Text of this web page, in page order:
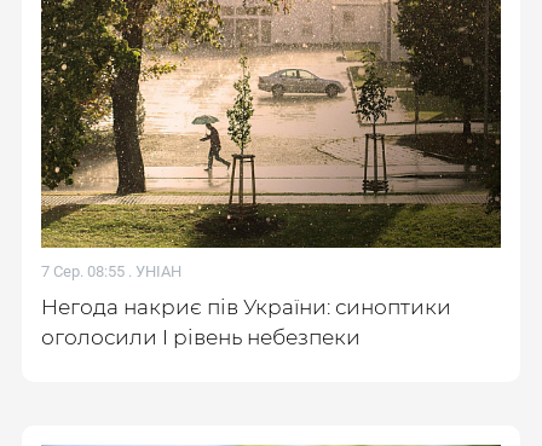
7 Сер. 08:55 . УНІАН
Негода накриє пів України: синоптики
оголосили І рівень небезпеки